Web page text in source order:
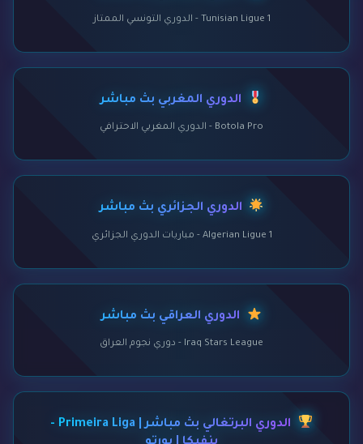
Tunisian Ligue 1 - الدوري التونسي الممتاز
الدوري المغربي بث مباشر
Botola Pro - الدوري المغربي الاحترافي
الدوري الجزائري بث مباشر
Algerian Ligue 1 - مباريات الدوري الجزائري
الدوري العراقي بث مباشر
Iraq Stars League - دوري نجوم العراق
الدوري البرتغالي بث مباشر | Primeira Liga -